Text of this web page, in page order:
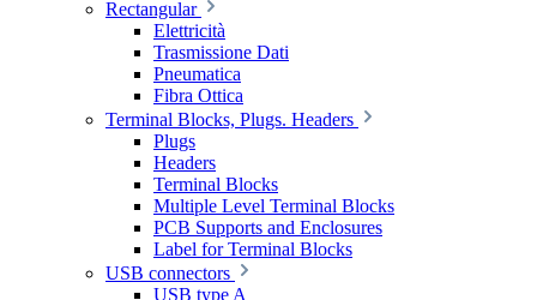
Rectangular
Elettricità
Trasmissione Dati
Pneumatica
Fibra Ottica
Terminal Blocks, Plugs. Headers
Plugs
Headers
Terminal Blocks
Multiple Level Terminal Blocks
PCB Supports and Enclosures
Label for Terminal Blocks
USB connectors
USB type A